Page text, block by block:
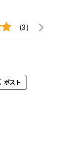
(3)
ポスト